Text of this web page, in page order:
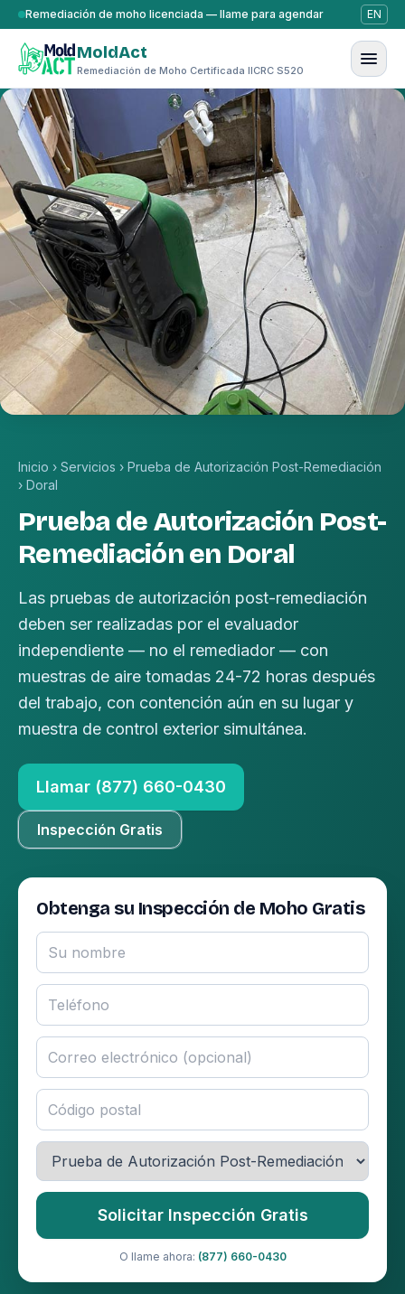
Saltar al contenido
Remediación de moho licenciada — llame para agendar EN
MoldAct
Remediación de Moho Certificada IICRC S520
Inicio › Servicios › Prueba de Autorización Post-Remediación
› Doral
Prueba de Autorización Post-
Remediación en Doral
Las pruebas de autorización post-remediación
deben ser realizadas por el evaluador
independiente — no el remediador — con
muestras de aire tomadas 24-72 horas después
del trabajo, con contención aún en su lugar y
muestra de control exterior simultánea.
Llamar (877) 660-0430
Inspección Gratis
Obtenga su Inspección de Moho Gratis
Solicitar Inspección Gratis
O llame ahora: (877) 660-0430